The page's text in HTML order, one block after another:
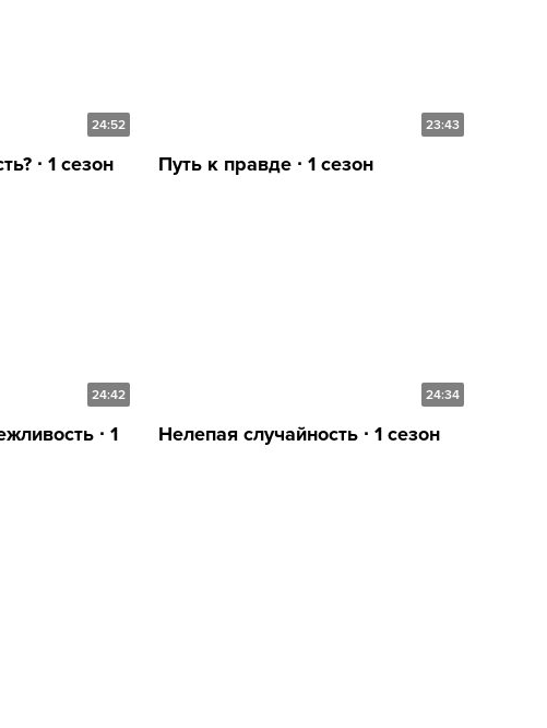
24:52
∙ 1 сезон
23:43
Путь к правде ∙ 1 сезон
24:42
∙ 1
24:34
Нелепая случайность ∙ 1 сезон